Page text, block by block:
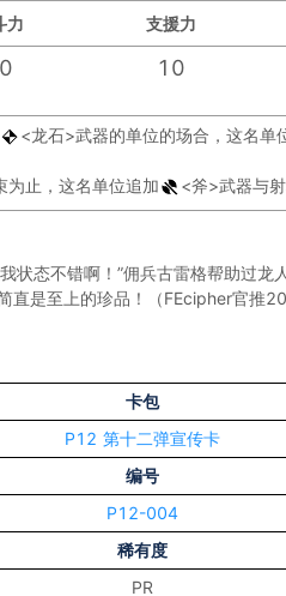
力 支援力
10
<龙石>武器的单位的场合，这名单
为止，这名单位追加 <斧>武器与
状态不错啊！”佣兵古雷格帮助过龙
直是至上的珍品！（FEcipher官推
卡包
P12 第十二弹宣传卡
编号
P12-004
稀有度
PR